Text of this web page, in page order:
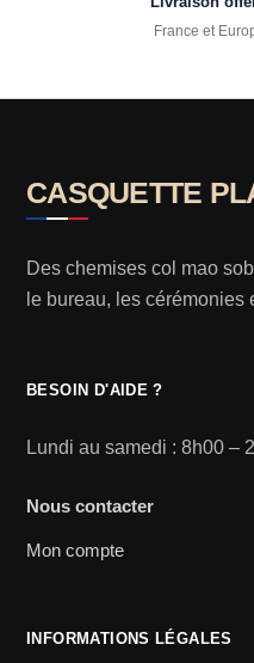
France et
CASQUETTE
Des chemises col mao
le bureau, les cérémonies
BESOIN D'AIDE ?
Lundi au samedi : 8h00 –
Nous contacter
Mon compte
INFORMATIONS LÉGALES